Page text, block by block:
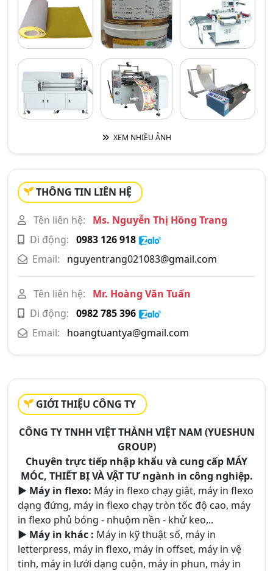
XEM NHIỀU ẢNH
THÔNG TIN LIÊN HỆ
Tên liên hệ:
Ms. Nguyễn Thị Hồng Trang
Di động: 0983 126 918
Email:
nguyentrang021083@gmail.com
Tên liên hệ:
Mr. Hoàng Văn Tuấn
Di động: 0982 785 396
Email:
hoangtuantya@gmail.com
GIỚI THIỆU CÔNG TY
CÔNG TY TNHH VIỆT THÀNH VIỆT NAM (YUESHUN
GROUP)
Chuyên trực tiếp nhập khẩu và cung cấp MÁY
MÓC, THIẾT BỊ VÀ VẬT TƯngành in công nghiệp.
► Máy in flexo: Máy in flexo chạy giật, máy in flexo
dạng đứng, máy in flexo chạy tròn tốc độ cao, máy
in flexo phủ bóng - nhuộm nền - khử keo,..
► Máy in khác : Máy in kỹ thuật số, máy in
letterpress, máy in flexo, máy in offset, máy in vệ
tinh, máy in lưới dạng cuộn, máy in phun, máy in